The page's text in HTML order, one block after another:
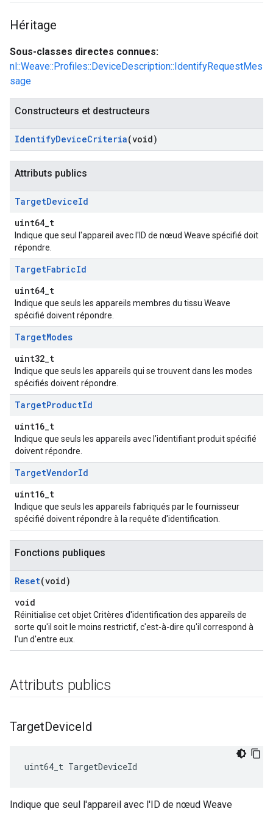
Héritage
Sous-classes directes connues:
nl::Weave::Profiles::DeviceDescription::IdentifyRequestMes
sage
Constructeurs et destructeurs
IdentifyDeviceCriteria(void)
Attributs publics
TargetDeviceId
uint64_t
Indique que seul l'appareil avec l'ID de nœud Weave spécifié doit
répondre.
TargetFabricId
uint64_t
Indique que seuls les appareils membres du tissu Weave
spécifié doivent répondre.
TargetModes
uint32_t
Indique que seuls les appareils qui se trouvent dans les modes
spécifiés doivent répondre.
TargetProductId
uint16_t
Indique que seuls les appareils avec l'identifiant produit spécifié
doivent répondre.
TargetVendorId
uint16_t
Indique que seuls les appareils fabriqués par le fournisseur
spécifié doivent répondre à la requête d'identification.
Fonctions publiques
Reset(void)
void
Réinitialise cet objet Critères d'identification des appareils de
sorte qu'il soit le moins restrictif, c'est-à-dire qu'il correspond à
l'un d'entre eux.
Attributs publics
TargetDeviceId
uint64_t TargetDeviceId
Indique que seul l'appareil avec l'ID de nœud Weave